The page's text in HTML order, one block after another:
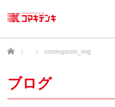
Home comingsoon_img
ブログ